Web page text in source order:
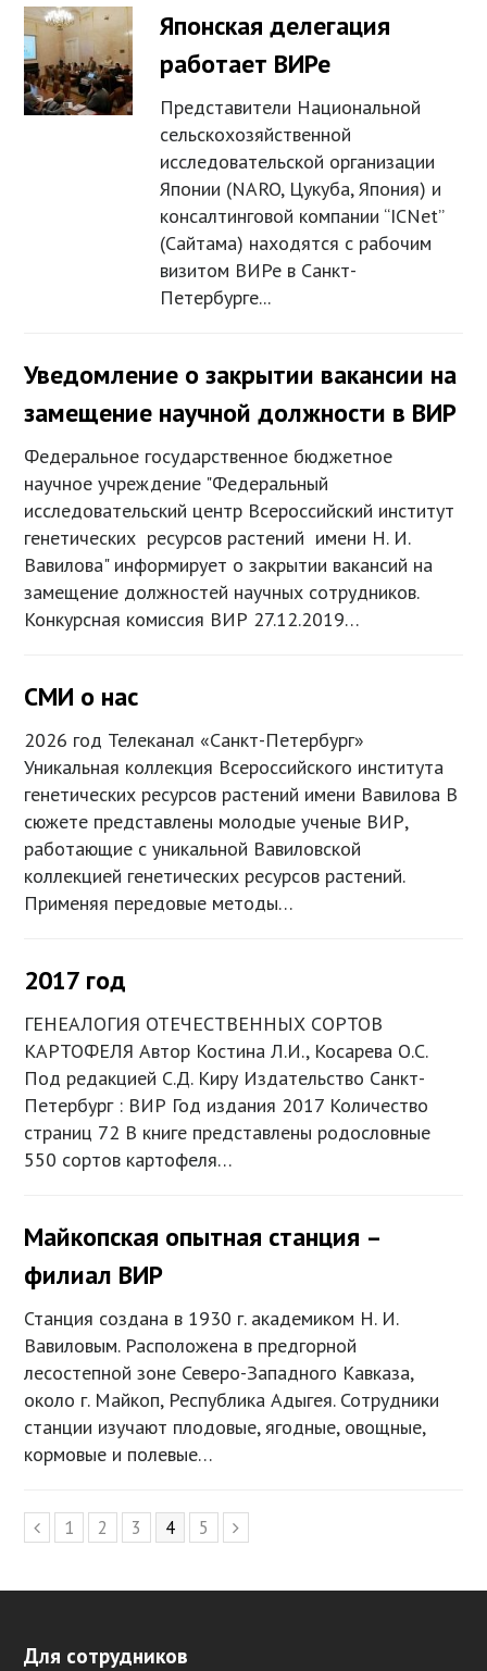
Японская делегация
работает ВИРе
Представители Национальной
сельскохозяйственной
исследовательской организации
Японии (NARO, Цукуба, Япония) и
консалтинговой компании “ICNet”
(Сайтама) находятся с рабочим
визитом ВИРе в Санкт-
Петербурге...
Уведомление о закрытии вакансии на
замещение научной должности в ВИР
Федеральное государственное бюджетное
научное учреждение "Федеральный
исследовательский центр Всероссийский институт
генетических ресурсов растений имени Н. И.
Вавилова" информирует о закрытии вакансий на
замещение должностей научных сотрудников.
Конкурсная комиссия ВИР 27.12.2019…
СМИ о нас
2026 год Телеканал «Санкт-Петербург»
Уникальная коллекция Всероссийского института
генетических ресурсов растений имени Вавилова В
сюжете представлены молодые ученые ВИР,
работающие с уникальной Вавиловской
коллекцией генетических ресурсов растений.
Применяя передовые методы…
2017 год
ГЕНЕАЛОГИЯ ОТЕЧЕСТВЕННЫХ СОРТОВ
КАРТОФЕЛЯ Автор Костина Л.И., Косарева О.С.
Под редакцией С.Д. Киру Издательство Санкт-
Петербург : ВИР Год издания 2017 Количество
страниц 72 В книге представлены родословные
550 сортов картофеля…
Майкопская опытная станция –
филиал ВИР
Станция создана в 1930 г. академиком Н. И.
Вавиловым. Расположена в предгорной
лесостепной зоне Северо-Западного Кавказа,
около г. Майкоп, Республика Адыгея. Сотрудники
станции изучают плодовые, ягодные, овощные,
кормовые и полевые…
Предыдущий
Page
1 Page
2 Page
3 Page
4 Page
5
Для сотрудников